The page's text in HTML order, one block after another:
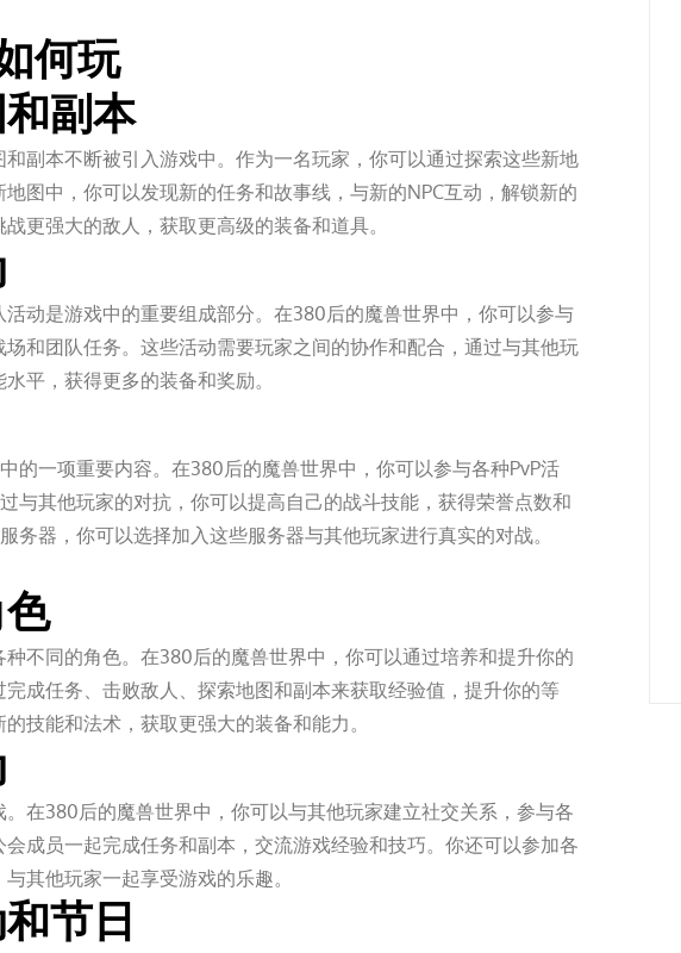
何玩
副本
副本不断被引入游戏中。作为一名玩家，你可以通过探索这些新地
图中，你可以发现新的任务和故事线，与新的NPC互动，解锁新的
更强大的敌人，获取更高级的装备和道具。
动是游戏中的重要组成部分。在380后的魔兽世界中，你可以参与
和团队任务。这些活动需要玩家之间的协作和配合，通过与其他玩
平，获得更多的装备和奖励。
的一项重要内容。在380后的魔兽世界中，你可以参与各种PvP活
与其他玩家的对抗，你可以提高自己的战斗技能，获得荣誉点数和
务器，你可以选择加入这些服务器与其他玩家进行真实的对战。
不同的角色。在380后的魔兽世界中，你可以通过培养和提升你的
成任务、击败敌人、探索地图和副本来获取经验值，提升你的等
技能和法术，获取更强大的装备和能力。
在380后的魔兽世界中，你可以与其他玩家建立社交关系，参与各
成员一起完成任务和副本，交流游戏经验和技巧。你还可以参加各
其他玩家一起享受游戏的乐趣。
节日